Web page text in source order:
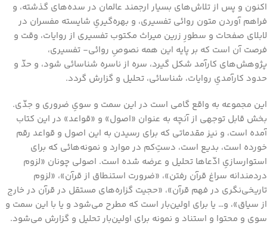
اکنون و پس از تلاش‌های بسیار ارجمند عالمان در سده‌های گذشته، و
فراهم آوردن متون روائی تفسیری، و بهره‌گیریِ شایسته مفسران در
لابلای صفحات و سطورِ زرین میراث مکتوب تفسیری از روایات، وقت و
فرصت آن است که بر پایه این همه نصوصِ روائی‌- تفسیری،
پژوهش‌های کارآمد شکل گیرد، سره از ناسره شناسائی شود، و حدّ و
حدود کارآمدیِ روایات، شناسائی، تحلیل و گزارش گردد.
این مجموعه به واقع گامی است در این سمت و سویِ ضروری و جدّی.
بخش قابل توجهی از آنچه به عنوان «اصول» و «قواعد» در این کتاب
آمده است، و نیز مقدماتی که برای رسیدن به این اصول و قواعد رقم
خورده است، بدیع است، دستِ‌کم در موارد و نمونه‌هائی که برای
استوارسازیِ ادّعاها تحلیل و عرضه شده است. اصولی چونان «لزوم
دردمندانه سراغ قرآن رفتن»، «ضرورت استنطاق از قرآن»، «لزوم
تاریخی‌نگری در فهم قرآن»، «حجیت گزاره‌های مستقل در قرآن در خارج
از سیاق»، و‌… یا برای اولین‌بار است که مطرح می‌شود و یا با این سمت و
سوی و محتوا و استناد و نمونه برای اولین‌بار تحلیل و گزارش می‌شود.